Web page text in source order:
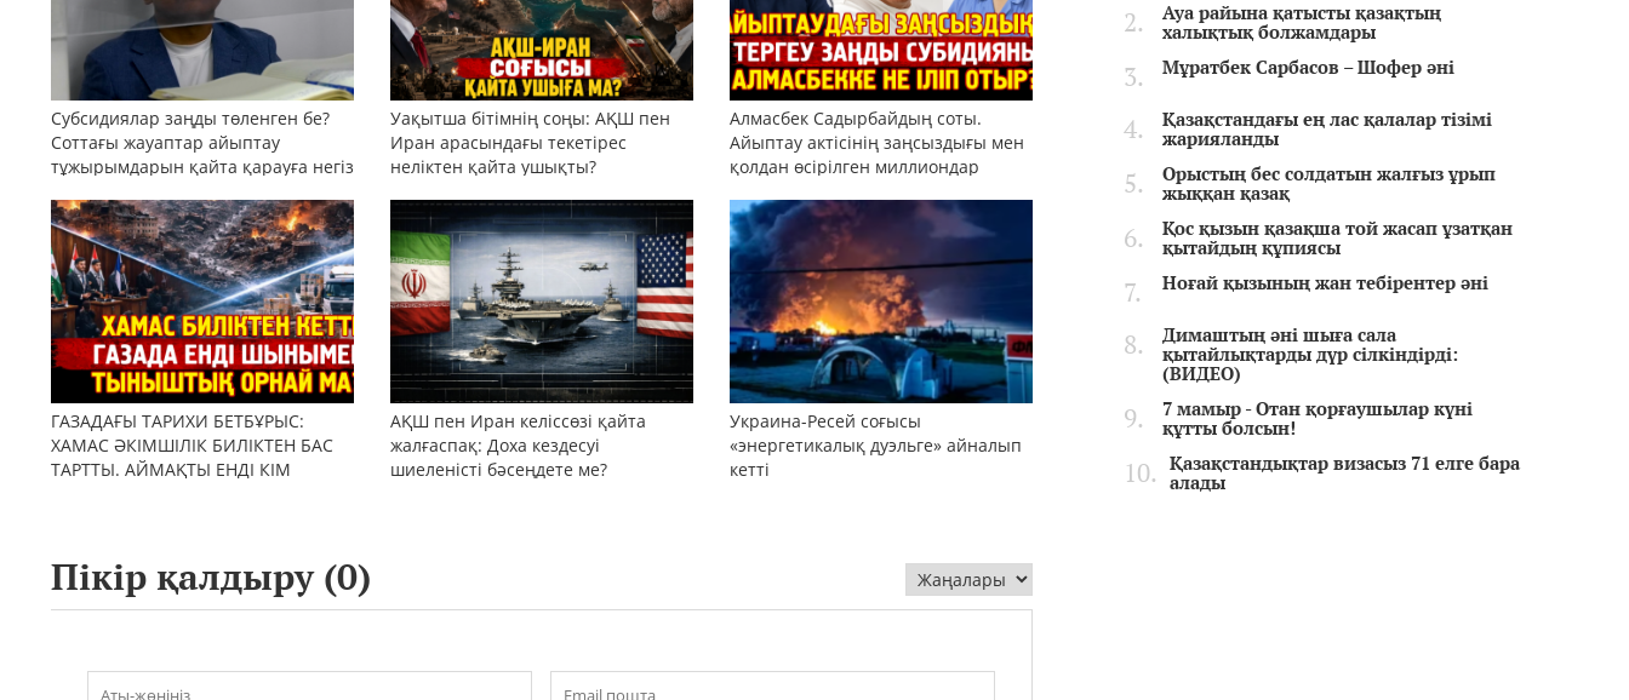
Субсидиялар заңды төленген бе?
Соттағы жауаптар айыптау
тұжырымдарын қайта қарауға негіз
Уақытша бітімнің соңы: АҚШ пен
Иран арасындағы текетірес
неліктен қайта ушықты?
Алмасбек Садырбайдың соты.
Айыптау актісінің заңсыздығы мен
қолдан өсірілген миллиондар
ГАЗАДАҒЫ ТАРИХИ БЕТБҰРЫС:
ХАМАС ӘКІМШІЛІК БИЛІКТЕН БАС
ТАРТТЫ. АЙМАҚТЫ ЕНДІ КІМ
АҚШ пен Иран келіссөзі қайта
жалғаспақ: Доха кездесуі
шиеленісті бәсеңдете ме?
Украина-Ресей соғысы
«энергетикалық дуэльге» айналып
кетті
Пікір қалдыру (0)
Ауа райына қатысты қазақтың
халықтық болжамдары
Мұратбек Сарбасов – Шофер әні
Қазақстандағы ең лас қалалар тізімі
жарияланды
Орыстың бес солдатын жалғыз ұрып
жыққан қазақ
Қос қызын қазақша той жасап ұзатқан
қытайдың құпиясы
Ноғай қызының жан тебірентер әні
Димаштың әні шыға сала
қытайлықтарды дүр сілкіндірді:
(ВИДЕО)
7 мамыр - Отан қорғаушылар күні
құтты болсын!
Қазақстандықтар визасыз 71 елге бара
алады